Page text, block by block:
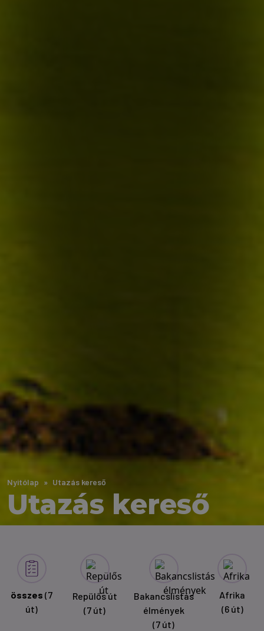
Nyitólap Utazás kereső
Utazás kereső
összes (7
út)
Repülős út
(7 út)
Bakancslistás
élmények
(7 út)
Afrika
(6 út)